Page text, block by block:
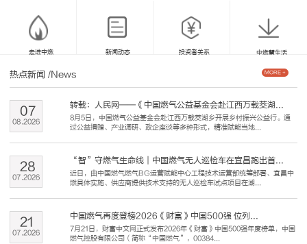
走进中燃 新闻动态 投资者关系 中燃慧生活
热点新闻 /News
转载：人民网——《中国燃气公益基金会赴江西万载茭湖...
8月5日，中国燃气公益基金会赴江西万载茭湖乡开展乡村振兴公益行。通
过公益捐赠、产业调研、政企座谈等多种形式，精准赋能当地...
08.2026
07
“智”守燃气生命线｜中国燃气无人巡检车在宜昌跑出首...
近日，由中国燃气燃气BG运营赋能中心工程技术运营部统筹部署、宜昌中
燃具体实施、供应商提供技术支持的无人巡检车试点项目在湖...
07.2026
28
中国燃气再度登榜2026《财富》中国500强 位列...
7月21日，财富中文网正式发布2026年《财富》中国500强年度榜单，中国
燃气控股有限公司（简称“中国燃气”，00384...
07.2026
21
MORE +